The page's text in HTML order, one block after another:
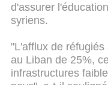
d'assurer
syriens.
"L'afflux de
au Liban de 25%,
infrastructures